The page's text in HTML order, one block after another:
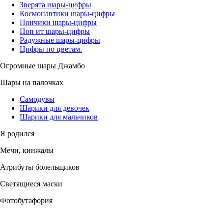
Зверята шары-цифры
Космонавтики шары-цифры
Пончики шары-цифры
Поп ит шары-цифры
Радужные шары-цифры
Цифры по цветам.
Огромные шары Джамбо
Шары на палочках
Самодувы
Шарики для девочек
Шарики для мальчиков
Я родился
Мечи, кинжалы
Атрибуты болельщиков
Светящиеся маски
Фотобутафория